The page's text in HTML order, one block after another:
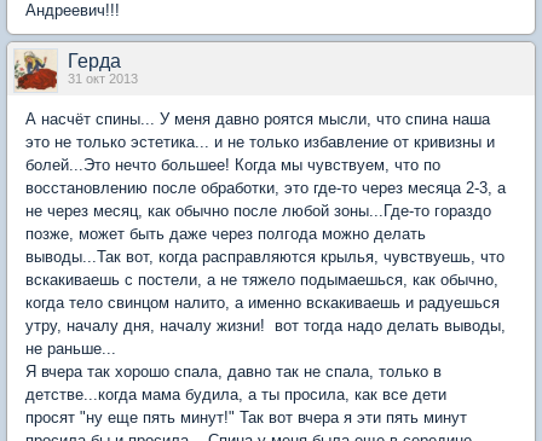
Андреевич!!!
Герда
31 окт 2013
А насчёт спины... У меня давно роятся мысли, что спина наша
это не только эстетика... и не только избавление от кривизны и
болей...Это нечто большее! Когда мы чувствуем, что по
восстановлению после обработки, это где-то через месяца 2-3, а
не через месяц, как обычно после любой зоны...Где-то гораздо
позже, может быть даже через полгода можно делать
выводы...Так вот, когда расправляются крылья, чувствуешь, что
вскакиваешь с постели, а не тяжело подымаешься, как обычно,
когда тело свинцом налито, а именно вскакиваешь и радуешься
утру, началу дня, началу жизни! вот тогда надо делать выводы,
не раньше...
Я вчера так хорошо спала, давно так не спала, только в
детстве...когда мама будила, а ты просила, как все дети
просят "ну еще пять минут!" Так вот вчера я эти пять минут